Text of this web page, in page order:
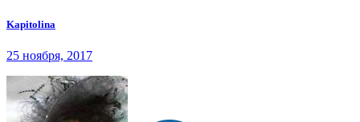
Kapitolina
25 ноября, 2017